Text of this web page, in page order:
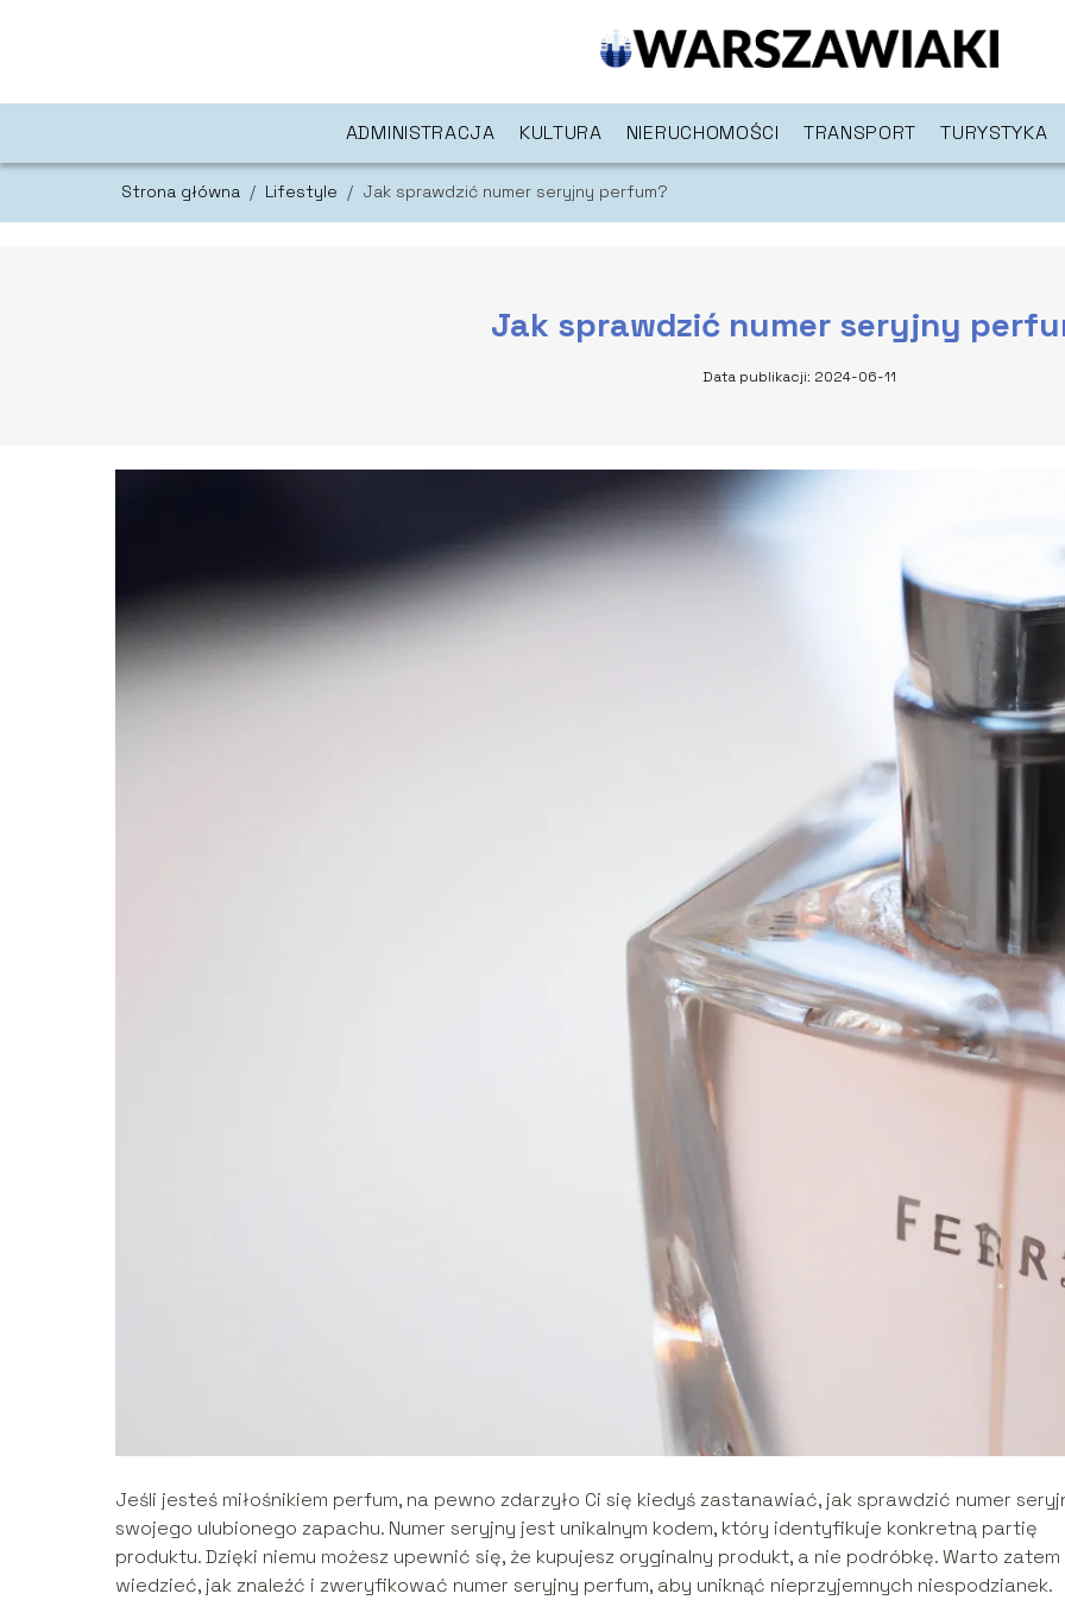
ADMINISTRACJA KULTURA NIERUCHOMOŚCI TRANSPORT TURYSTYKA
Strona główna / Lifestyle / Jak sprawdzić numer seryjny perfum?
Jak sprawdzić numer seryjny
Data publikacji: 2024-06-11
Jeśli jesteś miłośnikiem perfum, na pewno zdarzyło Ci się kiedyś zastanawiać, jak sprawdzić numer
swojego ulubionego zapachu. Numer seryjny jest unikalnym kodem, który identyfikuje konkretną partię
produktu. Dzięki niemu możesz upewnić się, że kupujesz oryginalny produkt, a nie podróbkę. Warto zatem
wiedzieć, jak znaleźć i zweryfikować numer seryjny perfum, aby uniknąć nieprzyjemnych niespodzianek.